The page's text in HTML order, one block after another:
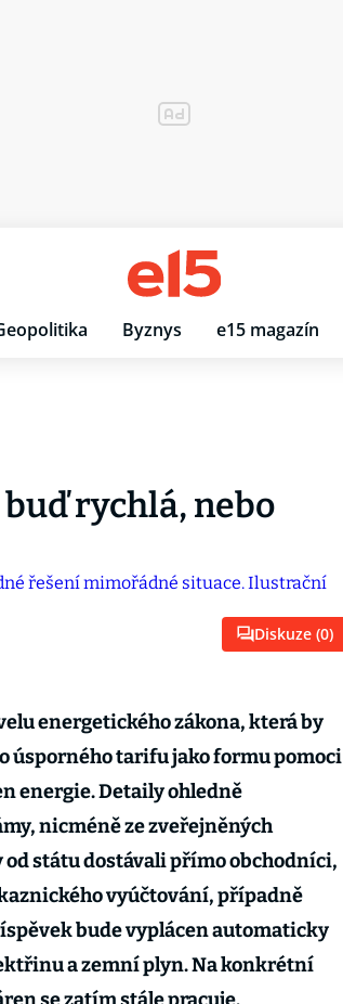
Byznys e15 magazín
rychlá, nebo
Diskuze (0)
energetického zákona, která by
úsporného tarifu jako formu pomoci
energie. Detaily ohledně
nicméně ze zveřejněných
státu dostávali přímo obchodníci,
vyúčtování, případně
bude vyplácen automaticky
a zemní plyn. Na konkrétní